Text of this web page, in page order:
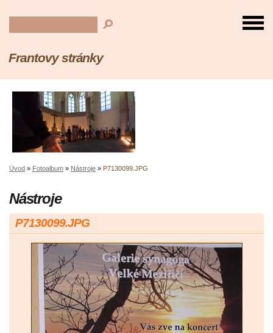
Frantovy stránky
Úvod » Fotoalbum » Nástroje » P7130099.JPG
Nástroje
P7130099.JPG